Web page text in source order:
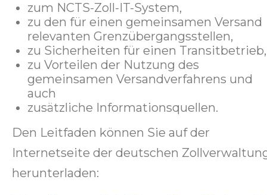
zum NCTS-Zoll-IT-System,
zu den für einen gemeinsamen Versand
relevanten Grenzübergangsstellen,
zu Sicherheiten für einen Transitbetrieb,
zu Vorteilen der Nutzung des
gemeinsamen Versandverfahrens und
auch
zusätzliche Informationsquellen.
Den Leitfaden können Sie auf der
Internetseite der deutschen
herunterladen: